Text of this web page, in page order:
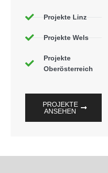
Projekte Linz
Projekte Wels
Projekte
Oberösterreich
PROJEKTE
ANSEHEN